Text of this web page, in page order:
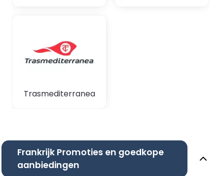
Trasmediterranea
Frankrijk Promoties en goedkope
aanbiedingen